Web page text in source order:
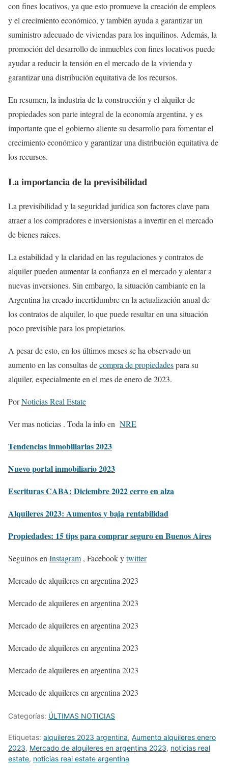
con fines locativos, ya que esto promueve la creación de empleos
y el crecimiento económico, y también ayuda a garantizar un
suministro adecuado de viviendas para los inquilinos. Además, la
promoción del desarrollo de inmuebles con fines locativos puede
ayudar a reducir la tensión en el mercado de la vivienda y
garantizar una distribución equitativa de los recursos.
En resumen, la industria de la construcción y el alquiler de
propiedades son parte integral de la economía argentina, y es
importante que el gobierno aliente su desarrollo para fomentar el
crecimiento económico y garantizar una distribución equitativa de
los recursos.
La importancia de la previsibilidad
La previsibilidad y la seguridad jurídica son factores clave para
atraer a los compradores e inversionistas a invertir en el mercado
de bienes raíces.
La estabilidad y la claridad en las regulaciones y contratos de
alquiler pueden aumentar la confianza en el mercado y alentar a
nuevas inversiones. Sin embargo, la situación cambiante en la
Argentina ha creado incertidumbre en la actualización anual de
los contratos de alquiler, lo que puede resultar en una situación
poco previsible para los propietarios.
A pesar de esto, en los últimos meses se ha observado un
aumento en las consultas decompra de propiedadespara su
alquiler, especialmente en el mes de enero de 2023.
PorNoticias Real Estate
Ver mas noticias . Toda la info en NRE
Tendencias inmobiliarias 2023
Nuevo portal inmobiliario 2023
Escrituras CABA: Diciembre 2022 cerro en alza
Alquileres 2023: Aumentos y baja rentabilidad
Propiedades: 15 tips para comprar seguro en Buenos Aires
Seguinos enInstagram, Facebook ytwitter
Mercado de alquileres en argentina 2023
Mercado de alquileres en argentina 2023
Mercado de alquileres en argentina 2023
Mercado de alquileres en argentina 2023
Mercado de alquileres en argentina 2023
Mercado de alquileres en argentina 2023
Categorías: ÚLTIMAS NOTICIAS
Etiquetas: alquileres 2023 argentina, Aumento alquileres enero
2023, Mercado de alquileres en argentina 2023, noticias real
estate, noticias real estate argentina